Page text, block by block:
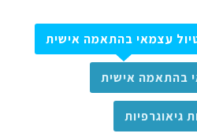
עצמאי בהתאמה אישית
בהתאמה אישית
גיאוגרפיות